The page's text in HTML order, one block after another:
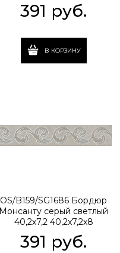
391 руб.
В КОРЗИНУ
OS/B159/SG1686 Бордюр
Монсанту серый светлый
40,2х7,2 40,2x7,2x8
391 руб.